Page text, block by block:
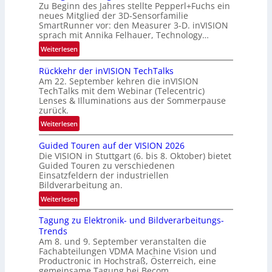
-
B
-
R
u
n
d
e
e
w
s
‘
Zu Beginn des Jahres stellte Pepperl+Fuchs ein
neues Mitglied der 3D-Sensorfamilie
SmartRunner vor: den Measurer 3-D. inVISION
sprach mit Annika Felhauer, Technology…
Weiterlesen:
U
n
b
e
g
r
e
z
t
e
M
ö
g
l
c
h
k
Rückkehr der inVISION TechTalks
Am 22. September kehren die inVISION
TechTalks mit dem Webinar (Telecentric)
Lenses & Illuminations aus der Sommerpause
zurück.
Weiterlesen:
R
ü
c
k
k
e
h
e
r
i
Guided Touren auf der VISION 2026
Die VISION in Stuttgart (6. bis 8. Oktober) bietet
Guided Touren zu verschiedenen
Einsatzfeldern der industriellen
Bildverarbeitung an.
Weiterlesen:
G
u
d
e
d
Tagung zu Elektronik- und Bildverarbeitungs-
Trends
Am 8. und 9. September veranstalten die
Fachabteilungen VDMA Machine Vision und
Productronic in Hochstraß, Österreich, eine